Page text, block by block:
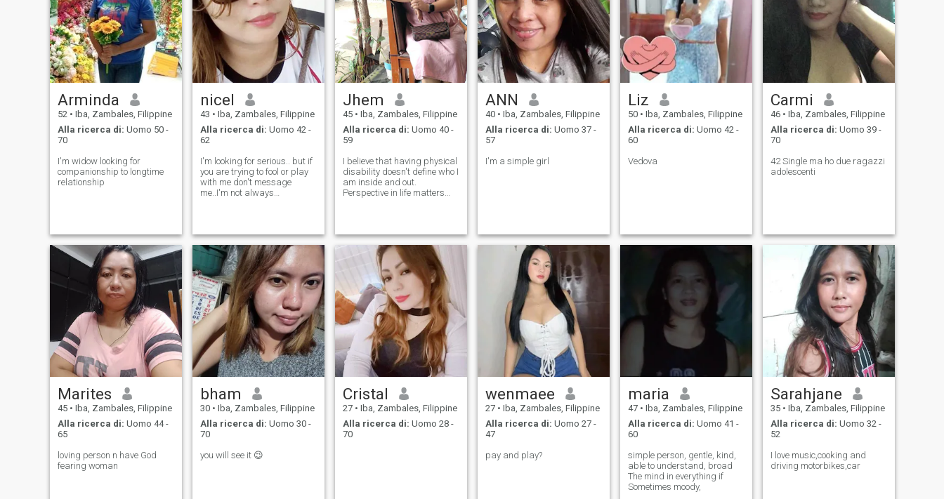
Arminda
52 • Iba, Zambales, Filippine
Alla ricerca di: Uomo 50 -
70
I'm widow looking for
companionship to longtime
relationship
nicel
43 • Iba, Zambales, Filippine
Alla ricerca di: Uomo 42 -
62
I'm looking for serious.. but if
you are trying to fool or play
with me don't message
me..I'm not always
09186172469
Jhem
45 • Iba, Zambales, Filippine
Alla ricerca di: Uomo 40 -
59
I believe that having physical
disability doesn't define who I
am inside and out.
Perspective in life matters
would always say Life is
really a Challenge. Please be
kind and just
ANN
40 • Iba, Zambales, Filippine
Alla ricerca di: Uomo 37 -
57
I'm a simple girl
Liz
50 • Iba, Zambales, Filippine
Alla ricerca di: Uomo 42 -
60
Vedova
Carmi
46 • Iba, Zambales, Filippine
Alla ricerca di: Uomo 39 -
70
42 Single ma ho due ragazzi
adolescenti
Marites
45 • Iba, Zambales, Filippine
Alla ricerca di: Uomo 44 -
65
loving person n have God
fearing woman
bham
30 • Iba, Zambales, Filippine
Alla ricerca di: Uomo 30 -
70
you will see it 😉
Cristal
27 • Iba, Zambales, Filippine
Alla ricerca di: Uomo 28 -
70
wenmaee
27 • Iba, Zambales, Filippine
Alla ricerca di: Uomo 27 -
47
pay and play?
maria
47 • Iba, Zambales, Filippine
Alla ricerca di: Uomo 41 -
60
simple person, gentle, kind,
able to understand, broad
The mind in everything if
Sometimes moody,
Sarahjane
35 • Iba, Zambales, Filippine
Alla ricerca di: Uomo 32 -
52
I love music,cooking and
driving motorbikes,car